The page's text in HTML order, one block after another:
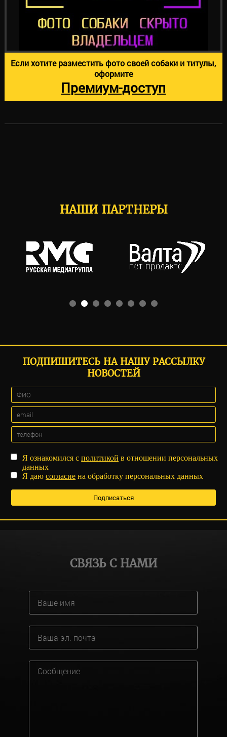
Если хотите разместить фото своей собаки и титулы,
оформите
Премиум-доступ
НАШИ ПАРТНЕРЫ
ПОДПИШИТЕСЬ НА НАШУ РАССЫЛКУ
НОВОСТЕЙ
Я ознакомился сполитикой в отношении персональных
данных
Я даюсогласие на обработку персональных данных
СВЯЗЬ С НАМИ